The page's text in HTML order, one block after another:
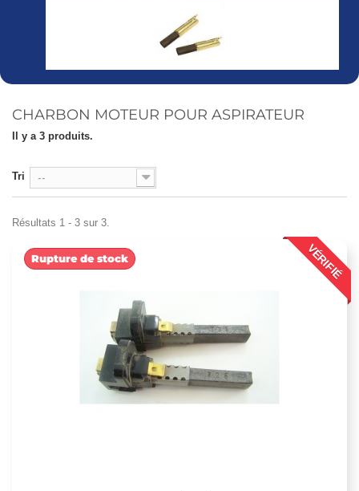
CHARBON MOTEUR POUR ASPIRATEUR
Il y a 3 produits.
Tri --
Résultats 1 - 3 sur 3.
VÉRIFIÉ
Rupture de stock